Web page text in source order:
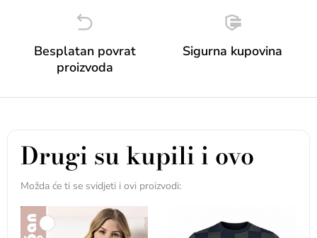
Besplatan povrat
proizvoda
Sigurna kupovina
Drugi su kupili i ovo
Možda će ti se svidjeti i ovi proizvodi: